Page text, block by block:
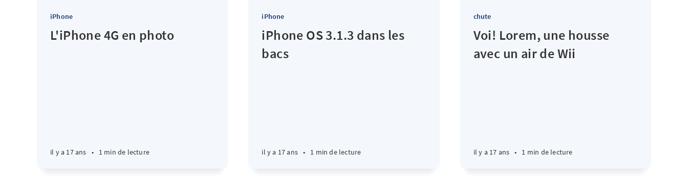
iPhone
L'iPhone 4G en photo
il y a 17 ans • 1 min de lecture
iPhone
iPhone OS 3.1.3 dans les
bacs
il y a 17 ans • 1 min de lecture
chute
Voi! Lorem, une housse
avec un air de Wii
il y a 17 ans • 1 min de lecture